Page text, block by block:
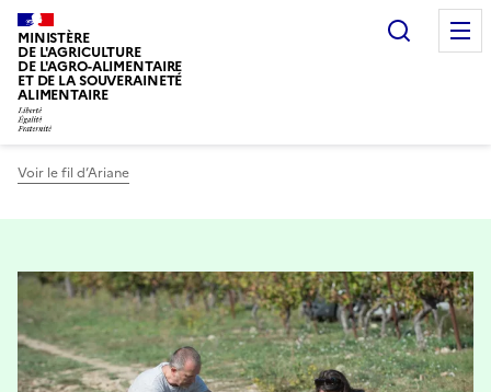
MINISTÈRE
DE L'AGRICULTURE
DE L'AGRO-ALIMENTAIRE
ET DE LA SOUVERAINETÉ
ALIMENTAIRE
Voir le fil d’Ariane